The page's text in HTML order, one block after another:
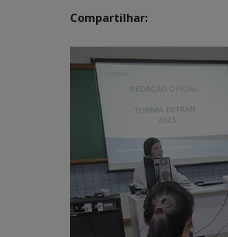
Compartilhar: